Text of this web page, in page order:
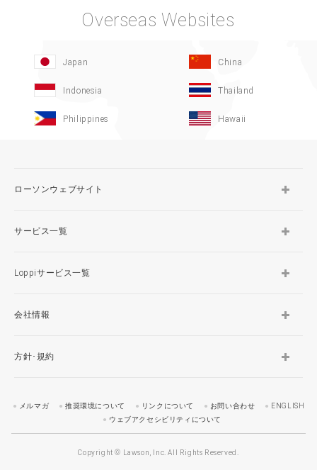
Overseas Websites
Japan China
Indonesia Thailand
Philippines Hawaii
ローソンウェブサイト
サービス一覧
Loppiサービス一覧
会社情報
方針･規約
メルマガ 推奨環境について リンクについて お問い合わせ
ENGLISH
ウェブアクセシビリティについて
Copyright © Lawson, Inc. All Rights Reserved.